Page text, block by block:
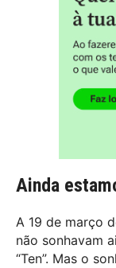
Ainda
A 19 de março
não sonhavam
“Ten”. Mas o